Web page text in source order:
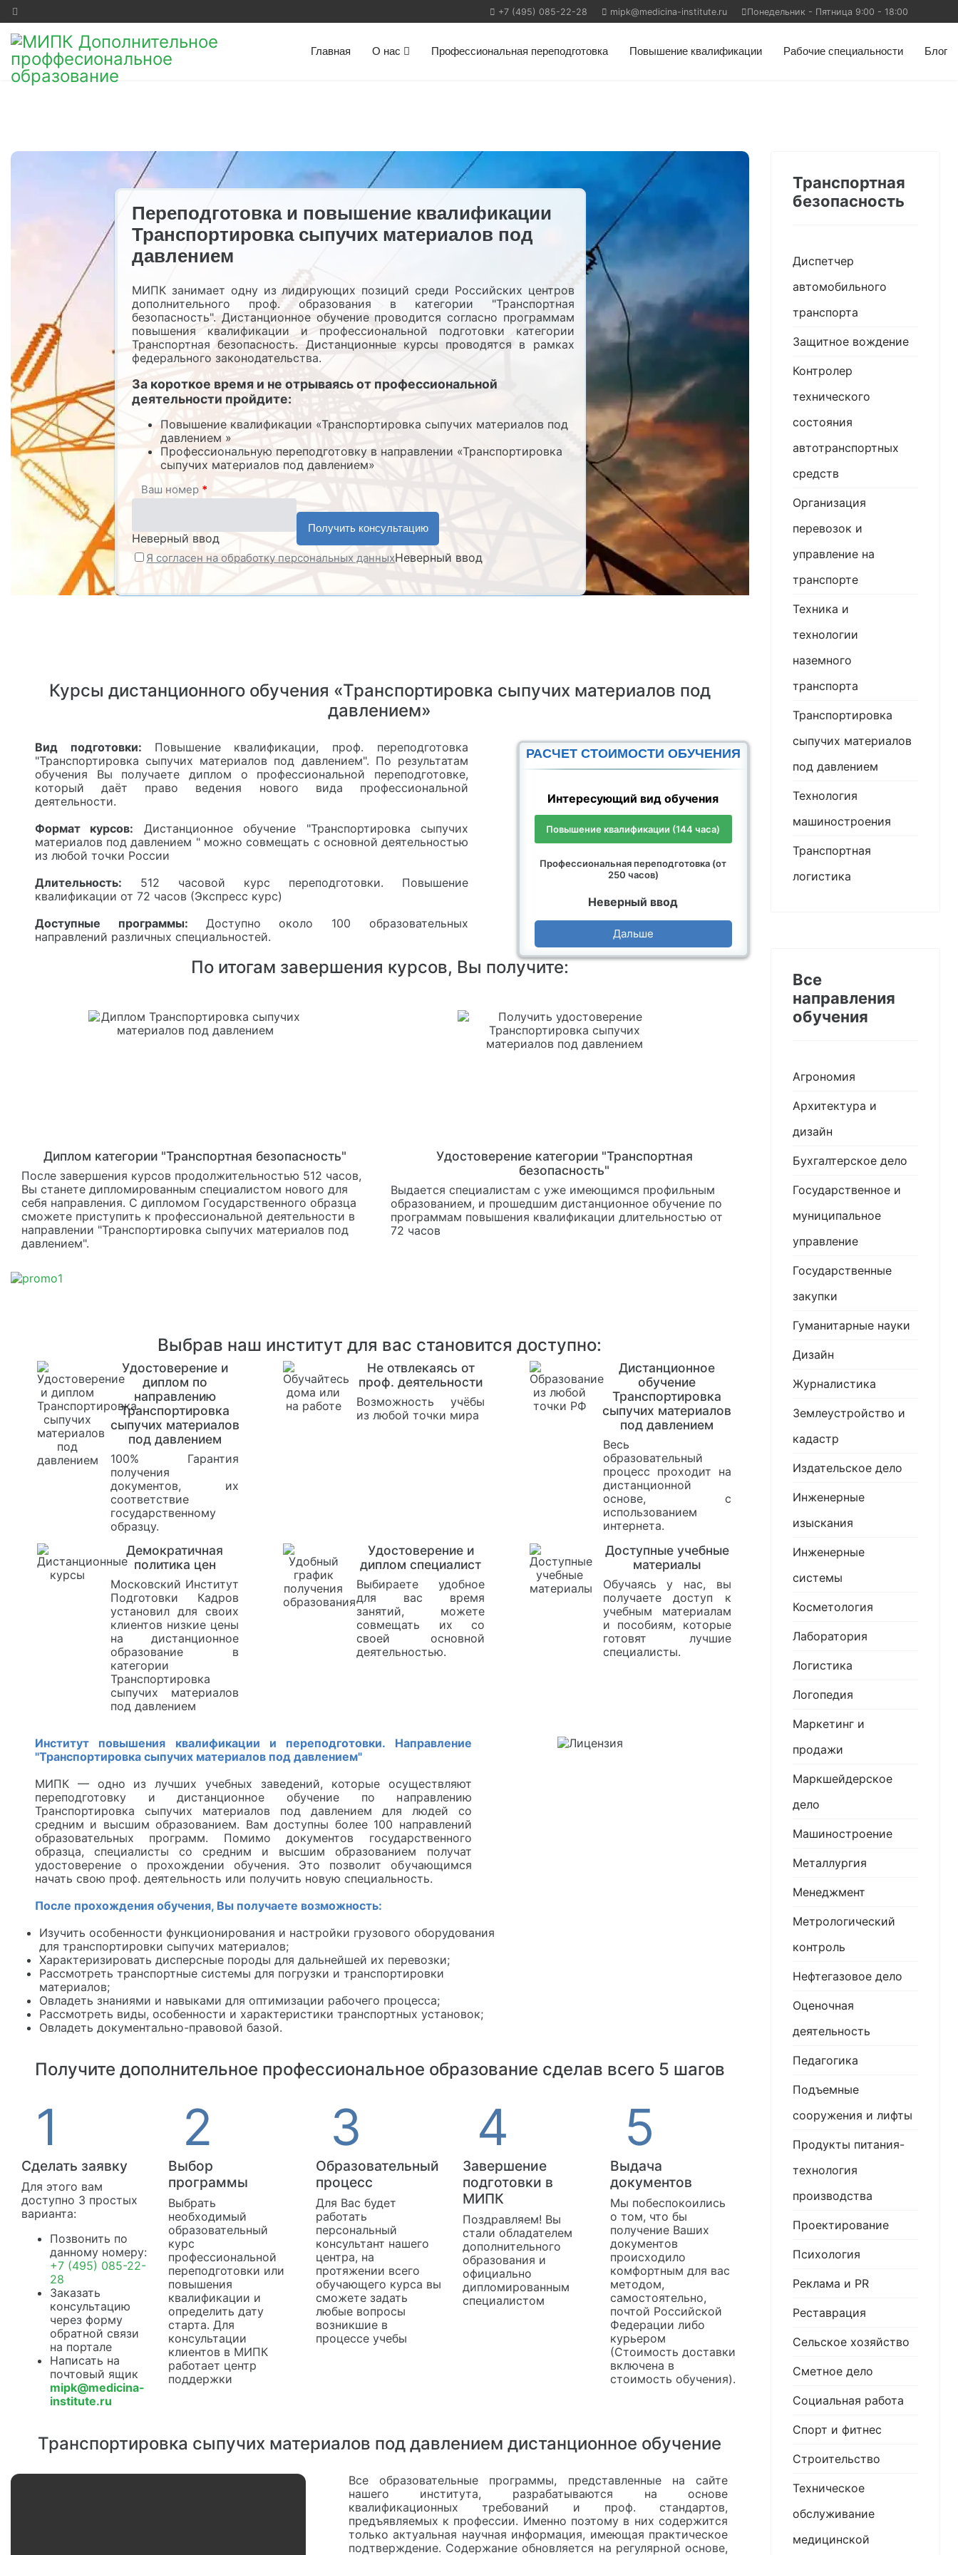
+7 (495) 085-22-28 mipk@medicina-institute.ru Понедельник - Пятница 9:00 - 18:00
Главная О нас Профессиональная переподготовка Повышение квалификации Рабочие специальности Блог
Переподготовка и повышение квалификации
Транспортировка сыпучих материалов под
давлением
МИПК занимает одну из лидирующих позиций среди Российских центров
дополнительного проф. образования в категории "Транспортная
безопасность". Дистанционное обучение проводится согласно программам
повышения квалификации и профессиональной подготовки категории
Транспортная безопасность. Дистанционные курсы проводятся в рамках
федерального законодательства.
За короткое время и не отрываясь от профессиональной
деятельности пройдите:
Повышение квалификации «Транспортировка сыпучих материалов под
давлением »
Профессиональную переподготовку в направлении «Транспортировка
сыпучих материалов под давлением»
Ваш номер *
Неверный ввод
Я согласен на обработку персональных данныхНеверный ввод
Курсы дистанционного обучения «Транспортировка сыпучих материалов под
давлением»
Вид подготовки: Повышение квалификации, проф. переподготовка
"Транспортировка сыпучих материалов под давлением". По результатам
обучения Вы получаете диплом о профессиональной переподготовке,
который даёт право ведения нового вида профессиональной
деятельности.
Формат курсов: Дистанционное обучение "Транспортировка сыпучих
материалов под давлением " можно совмещать с основной деятельностью
из любой точки России
Длительность: 512 часовой курс переподготовки. Повышение
квалификации от 72 часов (Экспресс курс)
Доступные программы: Доступно около 100 образовательных
направлений различных специальностей.
РАСЧЕТ СТОИМОСТИ ОБУЧЕНИЯ
Интересующий вид обучения
Повышение квалификации (144 часа)
Профессиональная переподготовка (от
250 часов)
Неверный ввод
Дальше
По итогам завершения курсов, Вы получите:
Диплом категории "Транспортная безопасность"
После завершения курсов продолжительностью 512 часов,
Вы станете дипломированным специалистом нового для
себя направления. С дипломом Государственного образца
сможете приступить к профессиональной деятельности в
направлении "Транспортировка сыпучих материалов под
давлением".
Удостоверение категории "Транспортная
безопасность"
Выдается специалистам с уже имеющимся профильным
образованием, и прошедшим дистанционное обучение по
программам повышения квалификации длительностью от
72 часов
Выбрав наш институт для вас становится доступно:
Удостоверение и
диплом по
направлению
Транспортировка
сыпучих материалов
под давлением
100% Гарантия
получения
документов, их
соответствие
государственному
образцу.
Не отвлекаясь от
проф. деятельности
Возможность учёбы
из любой точки мира
Дистанционное
обучение
Транспортировка
сыпучих материалов
под давлением
Весь
образовательный
процесс проходит на
дистанционной
основе, с
использованием
интернета.
Демократичная
политика цен
Московский Институт
Подготовки Кадров
установил для своих
клиентов низкие цены
на дистанционное
образование в
категории
Транспортировка
сыпучих материалов
под давлением
Удостоверение и
диплом специалист
Выбираете удобное
для вас время
занятий, можете
совмещать их со
своей основной
деятельностью.
Доступные учебные
материалы
Обучаясь у нас, вы
получаете доступ к
учебным материалам
и пособиям, которые
готовят лучшие
специалисты.
Институт повышения квалификации и переподготовки. Направление
"Транспортировка сыпучих материалов под давлением"
МИПК — одно из лучших учебных заведений, которые осуществляют
переподготовку и дистанционное обучение по направлению
Транспортировка сыпучих материалов под давлением для людей со
средним и высшим образованием. Вам доступны более 100 направлений
образовательных программ. Помимо документов государственного
образца, специалисты со средним и высшим образованием получат
удостоверение о прохождении обучения. Это позволит обучающимся
начать свою проф. деятельность или получить новую специальность.
После прохождения обучения, Вы получаете возможность:
Изучить особенности функционирования и настройки грузового оборудования
для транспортировки сыпучих материалов;
Характеризировать дисперсные породы для дальнейшей их перевозки;
Рассмотреть транспортные системы для погрузки и транспортировки
материалов;
Овладеть знаниями и навыками для оптимизации рабочего процесса;
Рассмотреть виды, особенности и характеристики транспортных установок;
Овладеть документально-правовой базой.
Получите дополнительное профессиональное образование сделав всего 5 шагов
Сделать заявку
Для этого вам
доступно 3 простых
варианта:
Позвонить по
данному номеру:
+7 (495) 085-22-
28
Заказать
консультацию
через форму
обратной связи
на портале
Написать на
почтовый ящик
mipk@medicina-
institute.ru
Выбор
программы
Выбрать
необходимый
образовательный
курс
профессиональной
переподготовки или
повышения
квалификации и
определить дату
старта. Для
консультации
клиентов в МИПК
работает центр
поддержки
Образовательный
процесс
Для Вас будет
работать
персональный
консультант нашего
центра, на
протяжении всего
обучающего курса вы
сможете задать
любые вопросы
возникшие в
процессе учебы
Завершение
подготовки в
МИПК
Поздравляем! Вы
стали обладателем
дополнительного
образования и
официально
дипломированным
специалистом
Выдача
документов
Мы побеспокоились
о том, что бы
получение Ваших
документов
происходило
комфортным для вас
методом,
самостоятельно,
почтой Российской
Федерации либо
курьером
(Стоимость доставки
включена в
стоимость обучения).
Транспортировка сыпучих материалов под давлением дистанционное обучение
Все образовательные программы, представленные на сайте
нашего института, разрабатываются на основе
квалификационных требований и проф. стандартов,
предъявляемых к профессии. Именно поэтому в них содержится
только актуальная научная информация, имеющая практическое
подтверждение. Содержание обновляется на регулярной основе,
Транспортная
безопасность
Диспетчер
автомобильного
транспорта
Защитное вождение
Контролер
технического
состояния
автотранспортных
средств
Организация
перевозок и
управление на
транспорте
Техника и
технологии
наземного
транспорта
Транспортировка
сыпучих материалов
под давлением
Технология
машиностроения
Транспортная
логистика
Все
направления
обучения
Агрономия
Архитектура и
дизайн
Бухгалтерское дело
Государственное и
муниципальное
управление
Государственные
закупки
Гуманитарные науки
Дизайн
Журналистика
Землеустройство и
кадастр
Издательское дело
Инженерные
изыскания
Инженерные
системы
Косметология
Лаборатория
Логистика
Логопедия
Маркетинг и
продажи
Маркшейдерское
дело
Машиностроение
Металлургия
Менеджмент
Метрологический
контроль
Нефтегазовое дело
Оценочная
деятельность
Педагогика
Подъемные
сооружения и лифты
Продукты питания-
технология
производства
Проектирование
Психология
Реклама и PR
Реставрация
Сельское хозяйство
Сметное дело
Социальная работа
Спорт и фитнес
Строительство
Техническое
обслуживание
медицинской